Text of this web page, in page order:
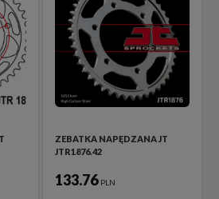
ZEBATKA NAPĘDZANA JT
JTR1876.42
133.76 PLN